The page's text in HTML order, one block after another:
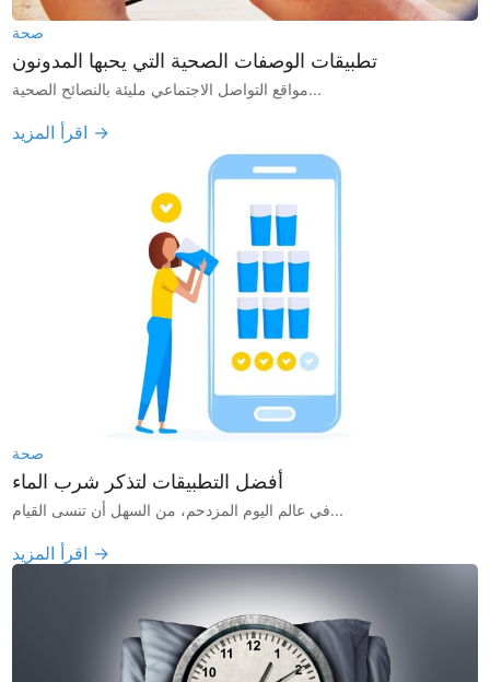
صحة
تطبيقات الوصفات الصحية التي يحبها المدونون
مواقع التواصل الاجتماعي مليئة بالنصائح الصحية...
اقرأ المزيد →
صحة
أفضل التطبيقات لتذكر شرب الماء
في عالم اليوم المزدحم، من السهل أن تنسى القيام...
اقرأ المزيد →